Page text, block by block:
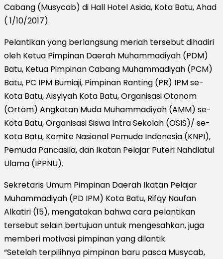
Cabang (Musycab) di Hall Hotel Asida, Kota Batu, Ahad
( 1/10/2017).
Pelantikan yang berlangsung meriah tersebut dihadiri
oleh Ketua Pimpinan Daerah Muhammadiyah (PDM)
Batu, Ketua Pimpinan Cabang Muhammadiyah (PCM)
Batu, PC IPM Bumiaji, Pimpinan Ranting (PR) IPM se-
Kota Batu, Aisyiyah Kota Batu, Organisasi Otonom
(Ortom) Angkatan Muda Muhammadiyah (AMM) se-
Kota Batu, Organisasi Siswa Intra Sekolah (OSIS)/ se-
Kota Batu, Komite Nasional Pemuda Indonesia (KNPI),
Pemuda Pancasila, dan Ikatan Pelajar Puteri Nahdlatul
Ulama (IPPNU).
Sekretaris Umum Pimpinan Daerah Ikatan Pelajar
Muhammadiyah (PD IPM) Kota Batu, Rifqy Naufan
Alkatiri (15), mengatakan bahwa cara pelantikan
tersebut selain bertujuan untuk mengesahkan, juga
memberi motivasi pimpinan yang dilantik.
“Setelah terpilihnya pimpinan baru pasca Musycab,